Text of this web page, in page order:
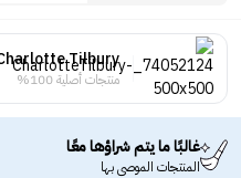
Tilbury
منتجات أصلية 100%
غالبًا ما يتم شراؤها معًا
المنتجات الموصى بها